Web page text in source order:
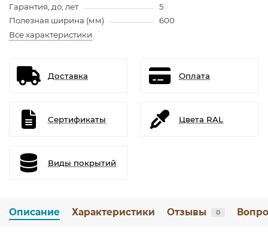
Гарантия, до, лет
5
Полезная ширина (мм)
600
Все характеристики
Доставка Оплата
Сертификаты Цвета RAL
Виды покрытий
Описание Характеристики Отзывы 0